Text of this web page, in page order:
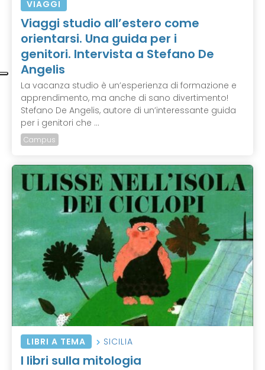
VIAGGI
Viaggi studio all’estero come
orientarsi. Una guida per i
genitori. Intervista a Stefano De
Angelis
La vacanza studio è un’esperienza di formazione e
apprendimento, ma anche di sano divertimento!
Stefano De Angelis, autore di un’interessante guida
per i genitori che ...
Campus
LIBRI A TEMA SICILIA
I libri sulla mitologia